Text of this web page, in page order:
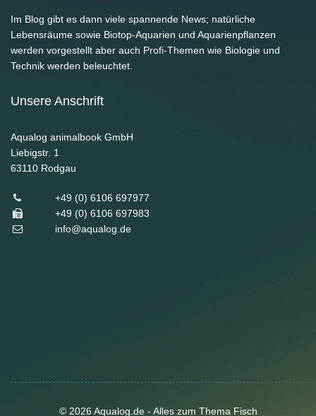
Im Blog gibt es dann viele spannende News; natürliche
Lebensräume sowie Biotop-Aquarien und Aquarienpflanzen
werden vorgestellt aber auch Profi-Themen wie Biologie und
Technik werden beleuchtet.
Unsere Anschrift
Aqualog animalbook GmbH
Liebigstr. 1
63110 Rodgau
+49 (0) 6106 697977
+49 (0) 6106 697983
info@aqualog.de
© 2026 Aqualog.de - Alles zum Thema Fisch